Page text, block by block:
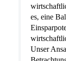
es, eine
Unser